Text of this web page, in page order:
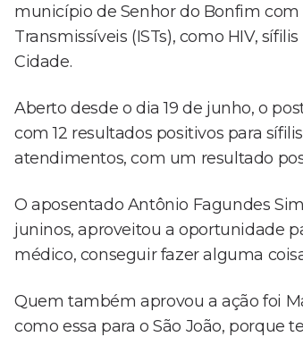
município de Senhor do Bonfim
Transmissíveis (ISTs), como HIV,
Cidade.
Aberto desde o dia 19 de junho, o
com 12 resultados positivos para
atendimentos, com um resultado
O aposentado Antônio Fagundes
juninos, aproveitou a oportunidade
médico, conseguir fazer alguma
Quem também aprovou a ação foi
como essa para o São João, porque